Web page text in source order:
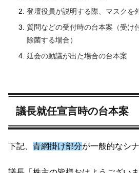
登壇役員が説明する際、マスクを
質問などの受付時の台本案（受け
除菌する場合）
延会の動議が出た場合の台本案
議長就任宣言時の台本案
下記、 青網掛け部分が一般的なシ